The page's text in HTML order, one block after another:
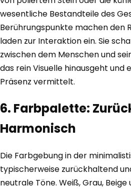
wesentliche Bestandteile des
Berührungspunkte machen den
laden zur Interaktion ein. Sie
zwischen dem Menschen und
das rein Visuelle hinausgeht und
Präsenz vermittelt.
6. Farbpalette:
Harmonisch
Die Farbgebung in der
typischerweise zurückhaltend
neutrale Töne. Weiß, Grau, Beige